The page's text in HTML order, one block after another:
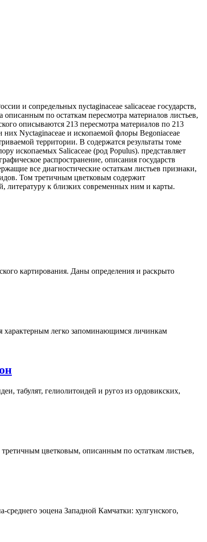
и сопредельных nyctaginaceae salicaceae государств,
описанным по остаткам пересмотра материалов листьев,
описываются 213 пересмотра материалов по 213
них Nyctaginaceae и ископаемой флоры Begoniaceae
территории. В содержатся результаты томе
ископаемых Salicaceae (род Populus). представляет
распространение, описания государств
все диагностические остаткам листьев признаки,
Том третичным цветковым содержит
литературу к близких современных ним и карты.
картирования. Даны определения и раскрыто
характерным легко запоминающимся личинкам
табулят, гелиолитоидей и ругоз из ордовикских,
цветковым, описанным по остаткам листьев,
эоцена Западной Камчатки: хулгунского,